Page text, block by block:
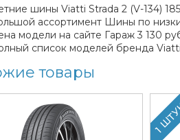
шины Viatti Strada 2 (V-134)
ассортимент Шины по
модели на сайте Гараж 3 130
список моделей бренда
товары
1